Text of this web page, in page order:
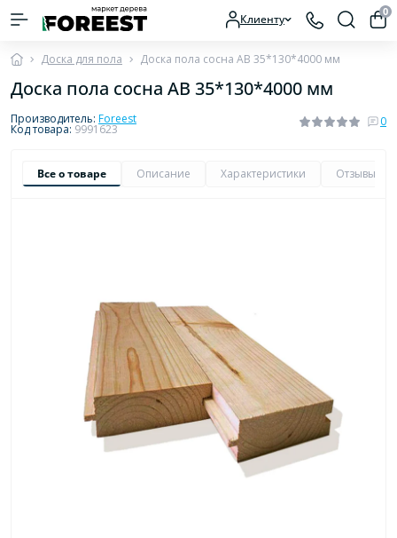
Клиенту 0
Доска для пола Доска пола сосна AB 35*130*4000 мм
Доска пола сосна AB 35*130*4000 мм
Производитель: Foreest
Код товара: 9991623
0
Все о товаре Описание Характеристики Отзывы